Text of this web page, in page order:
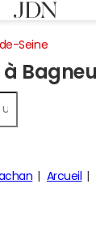
Seine
Arcueil